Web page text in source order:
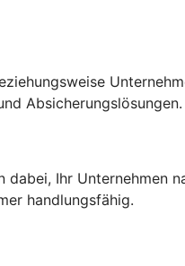
Absicherungslösungen.
Ihr
handlungsfähig.